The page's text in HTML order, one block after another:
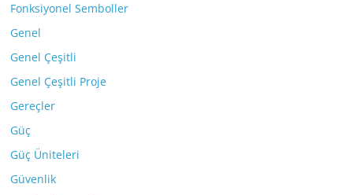
Fonksiyonel Semboller
Genel
Genel Çeşitli
Genel Çeşitli Proje
Gereçler
Güç
Güç Üniteleri
Güvenlik